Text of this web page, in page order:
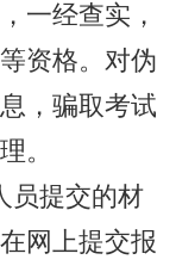
一经查实，
资格。对伪
，骗取考试
。
员提交的材
网上提交报